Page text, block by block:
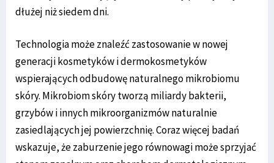
dłużej niż siedem dni.
Technologia może znaleźć zastosowanie w nowej
generacji kosmetyków i dermokosmetyków
wspierających odbudowę naturalnego mikrobiomu
skóry. Mikrobiom skóry tworzą miliardy bakterii,
grzybów i innych mikroorganizmów naturalnie
zasiedlających jej powierzchnię. Coraz więcej badań
wskazuje, że zaburzenie jego równowagi może sprzyjać